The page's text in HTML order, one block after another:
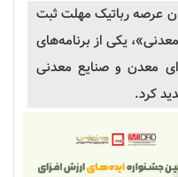
عرصهرباتیکمهلت ثبت
یکی از برنامه‌های
معدن و صنایع معدنی